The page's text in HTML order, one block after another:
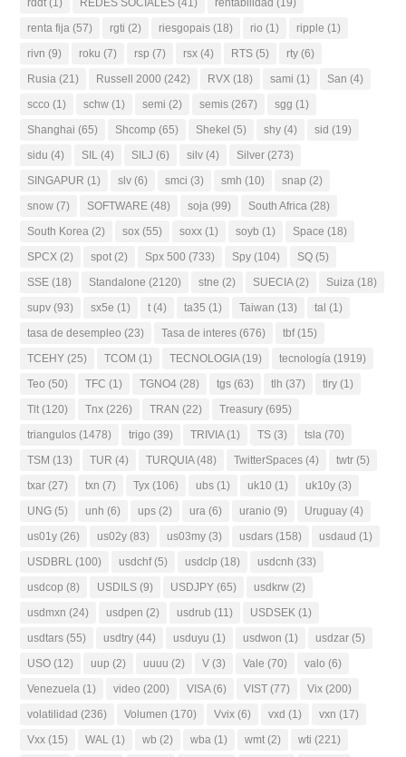
renta fija (57) rgti (2) riesgopais (18) rio (1) ripple (1)
rivn (9) roku (7) rsp (7) rsx (4) RTS (5) rty (6)
Rusia (21) Russell 2000 (242) RVX (18) sami (1) San (4)
scco (1) schw (1) semi (2) semis (267) sgg (1)
Shanghai (65) Shcomp (65) Shekel (5) shy (4) sid (19)
sidu (4) SIL (4) SILJ (6) silv (4) Silver (273)
SINGAPUR (1) slv (6) smci (3) smh (10) snap (2)
snow (7) SOFTWARE (48) soja (99) South Africa (28)
South Korea (2) sox (55) soxx (1) soyb (1) Space (18)
SPCX (2) spot (2) Spx 500 (733) Spy (104) SQ (5)
SSE (18) Standalone (2120) stne (2) SUECIA(2) Suiza (18)
supv (93) sx5e (1) t (4) ta35 (1) Taiwan (13) tal (1)
tasa de desempleo (23) Tasa de interes (676) tbf(15)
TCEHY (25) TCOM (1) TECNOLOGIA(19) tecnología (1919)
Teo (50) TFC (1) TGNO4 (28) tgs (63) tlh (37) tlry (1)
Tlt (120) Tnx (226) TRAN (22) Treasury (695)
triangulos (1478) trigo (39) TRIVIA(1) TS (3) tsla (70)
TSM (13) TUR (4) TURQUIA(48) TwitterSpaces (4) twtr (5)
txar (27) txn (7) Tyx (106) ubs (1) uk10 (1) uk10y (3)
UNG (5) unh (6) ups (2) ura (6) uranio (9) Uruguay (4)
us01y (26) us02y (83) us03my (3) usdars (158) usdaud (1)
USDBRL (100) usdchf(5) usdclp (18) usdcnh (33)
usdcop (8) USDILS (9) USDJPY (65) usdkrw (2)
usdmxn (24) usdpen (2) usdrub (11) USDSEK (1)
usdtars (55) usdtry (44) usduyu (1) usdwon (1) usdzar (5)
USO (12) uup (2) uuuu (2) V (3) Vale (70) valo (6)
Venezuela (1) video (200) VISA(6) VIST (77) Vix (200)
volatilidad (236) Volumen (170) Vvix (6) vxd (1) vxn (17)
Vxx (15) WAL (1) wb (2) wba (1) wmt (2) wti (221)